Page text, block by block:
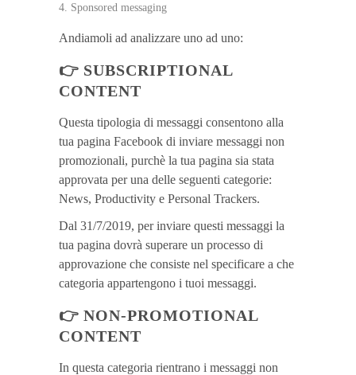
Sponsored messaging
Andiamoli ad analizzare uno ad uno:
👉 SUBSCRIPTIONAL
CONTENT
Questa tipologia di messaggi consentono alla
tua pagina Facebook di inviare messaggi non
promozionali, purchè la tua pagina sia stata
approvata per una delle seguenti categorie:
News, Productivity e Personal Trackers.
Dal 31/7/2019, per inviare questi messaggi la
tua pagina dovrà superare un processo di
approvazione che consiste nel specificare a che
categoria appartengono i tuoi messaggi.
👉 NON-PROMOTIONAL
CONTENT
In questa categoria rientrano i messaggi non